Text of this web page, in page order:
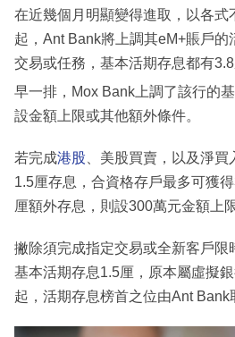
在近幾個月明顯變得進取，以各式
起，Ant Bank將上調其eM+賬戶
交易或任務，基本活期存息都有3.8
早一排，Mox Bank上調了該行的
設金額上限或其他額外條件。
若完成港股 、美股買賣，以及淨
1.5厘存息，合資格存戶最多可獲
厘額外存息，則設300萬元金額上限
撇除須完成指定交易或全新客戶限
基本活期存息1.5厘，原本屬虛擬
起，活期存息榜首之位由Ant Bank